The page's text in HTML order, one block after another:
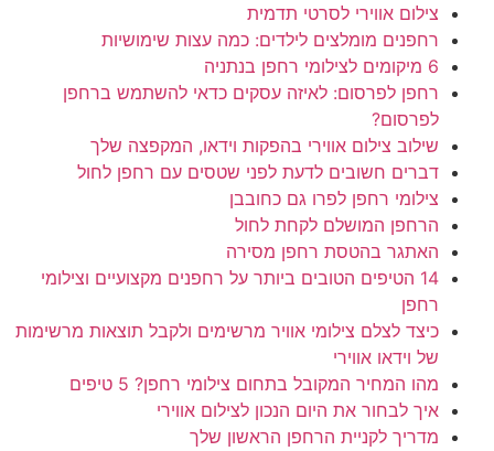
צילום אווירי לסרטי תדמית
רחפנים מומלצים לילדים: כמה עצות שימושיות
6 מיקומים לצילומי רחפן בנתניה
רחפן לפרסום: לאיזה עסקים כדאי להשתמש ברחפן
לפרסום?
שילוב צילום אווירי בהפקות וידאו, המקפצה שלך
דברים חשובים לדעת לפני שטסים עם רחפן לחול
צילומי רחפן לפרו גם כחובבן
הרחפן המושלם לקחת לחול
האתגר בהטסת רחפן מסירה
14 הטיפים הטובים ביותר על רחפנים מקצועיים וצילומי
רחפן
כיצד לצלם צילומי אוויר מרשימים ולקבל תוצאות מרשימות
של וידאו אווירי
מהו המחיר המקובל בתחום צילומי רחפן? 5 טיפים
איך לבחור את היום הנכון לצילום אווירי
מדריך לקניית הרחפן הראשון שלך